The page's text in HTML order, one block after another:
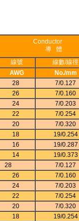
Conductor
導 體
線號
線數/線徑
AWG
No./mm
28 7/0.127
26 7/0.160
24 7/0.203
22 7/0.254
20 7/0.320
18 19/0.254
16 19/0.287
14 19/0.373
28 7/0.127
26 7/0.160
24 7/0.203
22 7/0.254
20 7/0.320
18 19/0.254